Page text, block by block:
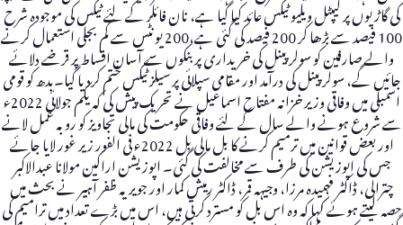
کی گاڑیوں پر کیپٹل ویلیو ٹیکس عائد کیا گیا ہے، نان فائلر کے لئے ٹیکس کی موجودہ شرح
100 فیصد سے بڑھا کر 200 فیصد کی گئی ہے،200 یونٹس سے کم بجلی استعمال کرنے
والے صارفین کو سولر پینل کی خریداری پر بنکوں سے آسان اقساط پر قرضے دلائے
جائیں گے، سولر پینل کی درآمد اور مقامی سپلائی پر سیلز ٹیکس ختم کردیا گیا۔بدھ کو قومی
اسمبلی میں وفاقی وزیر خزانہ مفتاح اسماعیل نے تحریک پیش کی کہ یکم جولائی 2022ء
سے شروع ہونے والے سال کے لئے وفاقی حکومت کی مالی تجاویز کو روبہ عمل لانے
اور بعض قوانین میں ترمیم کرنے کا بل مالی بل 2022ء فی الفور زیر غور لایا جائے
جس کی اپوزیشن کی طرف سے مخالفت کی گئی۔ اپوزیشن اراکین مولانا عبدالاکبر
چترالی، ڈاکٹر فہمیدہ مرزا، وجیہہ قمر، ڈاکٹر رمیش کمار اور جویریہ ظفر آہیر نے بحث میں
حصہ لیتے ہوئے کہا کہ وہ اس بل کو مسترد کرتی ہیں، اس میں بڑے تعداد میں ترامیم کی